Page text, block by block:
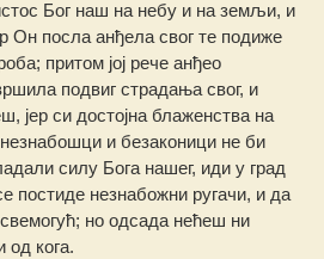
Бог наш на небу и на земљи, и
Он посла анђела свог те подиже
притом јој рече анђео
подвиг страдања свог, и
јер си достојна блаженства на
и безаконици не би
силу Бога нашег, иди у град
постиде незнабожни ругачи, и да
но одсада нећеш ни
од кога.